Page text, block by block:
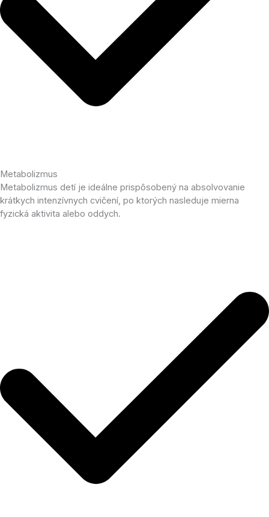
Metabolizmus
Metabolizmus detí je ideálne prispôsobený na absolvovanie
krátkych intenzívnych cvičení, po ktorých nasleduje mierna
fyzická aktivita alebo oddych.